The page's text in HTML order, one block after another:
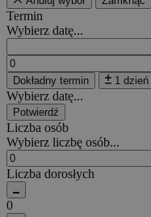
Termin
Wybierz datę...
Dokładny termin 1 dzień
Wybierz datę...
Potwierdź
Liczba osób
Wybierz liczbę osób...
Liczba dorosłych
0